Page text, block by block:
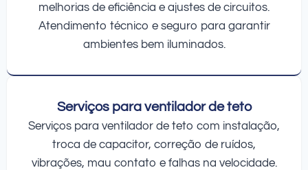
melhorias de eficiência e ajustes de circuitos.
Atendimento técnico e seguro para garantir
ambientes bem iluminados.
Serviços para ventilador de teto
Serviços para ventilador de teto com instalação,
troca de capacitor, correção de ruídos,
vibrações, mau contato e falhas na velocidade.